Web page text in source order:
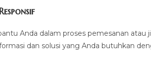
Anda dalam proses pemesanan atau
dan solusi yang Anda butuhkan